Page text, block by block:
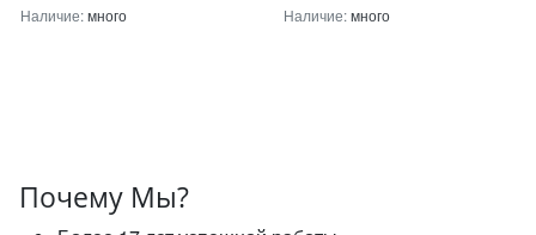
Наличие:много Наличие:много
Почему Мы?